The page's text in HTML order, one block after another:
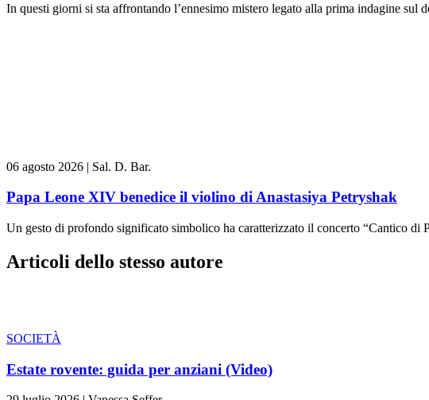
In questi giorni si sta affrontando l’ennesimo mistero legato alla prima indagine sul
06 agosto 2026 | Sal. D. Bar.
Papa Leone XIV benedice il violino di Anastasiya Petryshak
Un gesto di profondo significato simbolico ha caratterizzato il concerto “Cantico di
Articoli dello stesso autore
SOCIETÀ
Estate rovente: guida per anziani (Video)